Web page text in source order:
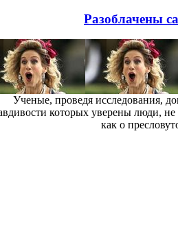
Разоблачены
Ученые, проведя исследования,
которых уверены люди,
как о